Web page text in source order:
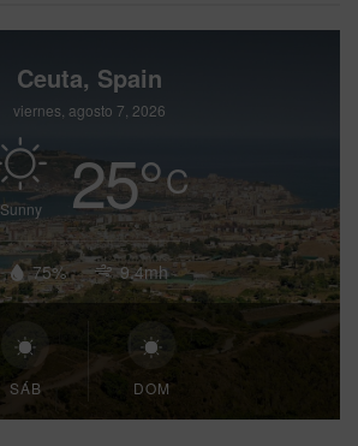
Ceuta, Spain
viernes, agosto 7, 2026
Sunny 25°C
75% 9.4mh
SÁB DOM